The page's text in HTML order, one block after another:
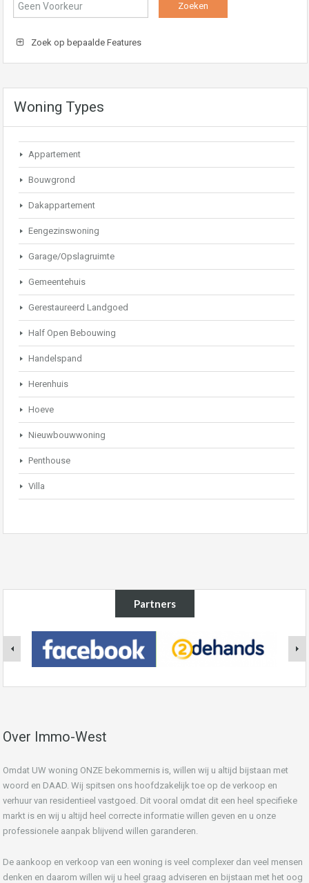
Zoek op bepaalde Features
Woning Types
Appartement
Bouwgrond
Dakappartement
Eengezinswoning
Garage/Opslagruimte
Gemeentehuis
Gerestaureerd Landgoed
Half Open Bebouwing
Handelspand
Herenhuis
Hoeve
Nieuwbouwwoning
Penthouse
Villa
Partners
Over Immo-West
Omdat UW woning ONZE bekommernis is, willen wij u altijd bijstaan met
woord en DAAD. Wij spitsen ons hoofdzakelijk toe op de verkoop en
verhuur van residentieel vastgoed. Dit vooral omdat dit een heel specifieke
markt is en wij u altijd heel correcte informatie willen geven en u onze
professionele aanpak blijvend willen garanderen.
De aankoop en verkoop van een woning is veel complexer dan veel mensen
denken en daarom willen wij u heel graag adviseren en bijstaan met het oog